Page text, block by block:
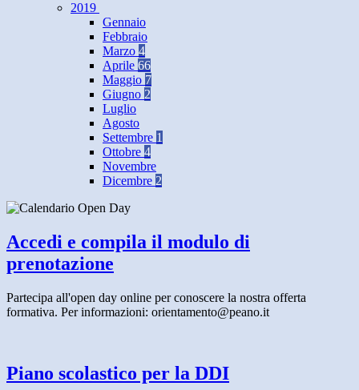
2019
Gennaio
Febbraio
Marzo 4
Aprile 66
Maggio 7
Giugno 2
Luglio
Agosto
Settembre 1
Ottobre 4
Novembre
Dicembre 2
Accedi e compila il modulo di
prenotazione
Partecipa all'open day online per conoscere la nostra offerta
formativa. Per informazioni: orientamento@peano.it
Piano scolastico per la DDI